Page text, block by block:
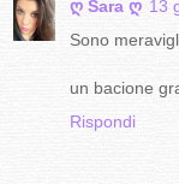
ღ Sara ღ 13
Sono
un bacione
Rispondi